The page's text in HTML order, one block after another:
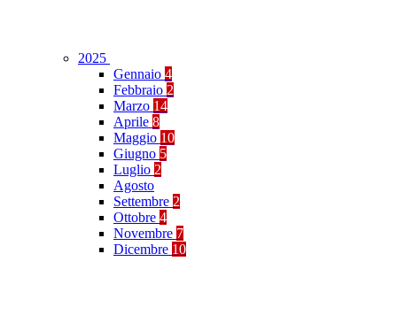
2025
Gennaio 4
Febbraio 2
Marzo 14
Aprile 8
Maggio 10
Giugno 5
Luglio 2
Agosto
Settembre 2
Ottobre 4
Novembre 7
Dicembre 10